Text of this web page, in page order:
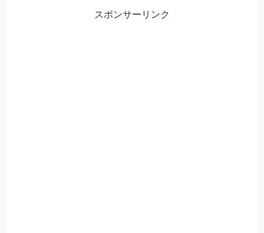
スポンサーリンク